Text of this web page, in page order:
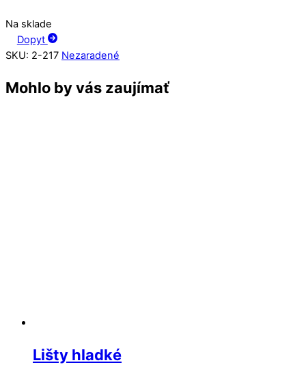
Na sklade
Dopyt
SKU: 2-217 Nezaradené
Mohlo by vás zaujímať
Lišty hladké